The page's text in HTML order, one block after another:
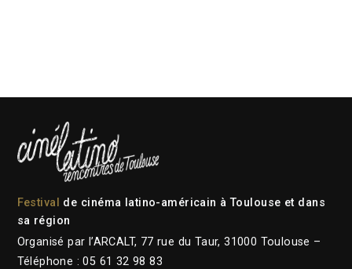
Festival
de cinéma latino-américain à Toulouse et dans
sa région
Organisé par l’ARCALT, 77 rue du Taur, 31000 Toulouse –
Téléphone : 05 61 32 98 83